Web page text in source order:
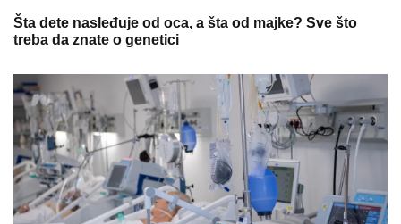
Šta dete nasleđuje od oca, a šta od majke? Sve što
treba da znate o genetici